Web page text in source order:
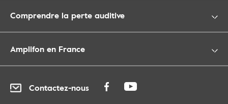
Comprendre la perte auditive
Amplifon en France
Contactez-nous